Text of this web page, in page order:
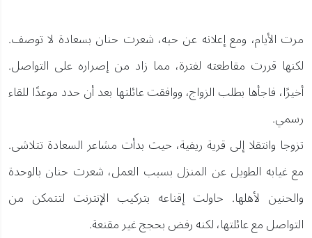
مرت الأيام، ومع إعلانه عن حبه، شعرت حنان بسعادة لا توصف.
لكنها قررت مقاطعته لفترة، مما زاد من إصراره على التواصل.
أخيرًا، فاجأها بطلب الزواج، ووافقت عائلتها بعد أن حدد موعدًا للقاء
رسمي.
تزوجا وانتقلا إلى قرية ريفية، حيث بدأت مشاعر السعادة تتلاشى.
مع غيابه الطويل عن المنزل بسبب العمل، شعرت حنان بالوحدة
والحنين لأهلها. حاولت إقناعه بتركيب الإنترنت لتتمكن من
التواصل مع عائلتها، لكنه رفض بحجج غير مقنعة.